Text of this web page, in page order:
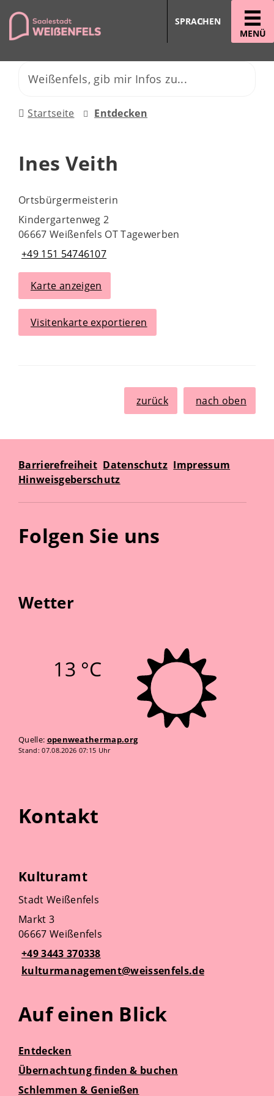
MENÜ
SPRACHEN
Startseite Entdecken
Ines Veith
Ortsbürgermeisterin
Kindergartenweg 2
06667 Weißenfels OT Tagewerben
+49 151 54746107
Karte anzeigen
Visitenkarte exportieren
zurück nach oben
Barrierefreiheit Datenschutz Impressum
Hinweisgeberschutz
Folgen Sie uns
Wetter
13 °C
Quelle: openweathermap.org
Stand: 07.08.2026 07:15 Uhr
Kontakt
Kulturamt
Stadt Weißenfels
Markt 3
06667 Weißenfels
+49 3443 370338
kulturmanagement@weissenfels.de
Auf einen Blick
Entdecken
Übernachtung finden & buchen
Schlemmen & Genießen